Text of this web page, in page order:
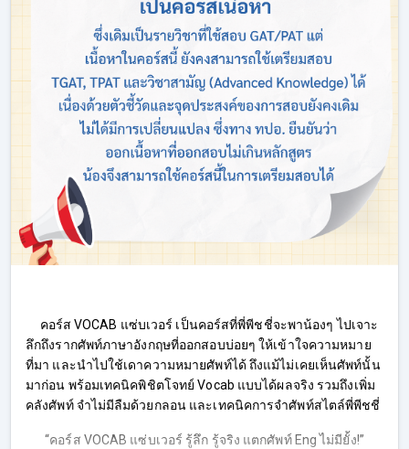
คอร์ส VOCAB แซ่บเวอร์ เป็นคอร์สที่พี่พีชชี่จะพาน้องๆ ไปเจาะ
ลึกถึงรากศัพท์ภาษาอังกฤษที่ออกสอบบ่อยๆ ให้เข้าใจความหมาย
ที่มา และนำไปใช้เดาความหมายศัพท์ได้ ถึงแม้ไม่เคยเห็นศัพท์นั้น
มาก่อน พร้อมเทคนิคพิชิตโจทย์ Vocab แบบได้ผลจริง รวมถึงเพิ่ม
คลังศัพท์ จำไม่มีลืมด้วยกลอน และเทคนิคการจำศัพท์สไตล์พี่พีชชี่
“คอร์ส VOCAB แซ่บเวอร์ รู้ลึก รู้จริง แตกศัพท์ Eng ไม่มียั้ง!”